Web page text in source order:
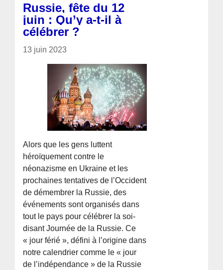
Russie, fête du 12
juin : Qu’y a-t-il à
célébrer ?
13 juin 2023
Alors que les gens luttent
héroïquement contre le
néonazisme en Ukraine et les
prochaines tentatives de l’Occident
de démembrer la Russie, des
événements sont organisés dans
tout le pays pour célébrer la soi-
disant Journée de la Russie. Ce
« jour férié », défini à l’origine dans
notre calendrier comme le « jour
de l’indépendance » de la Russie